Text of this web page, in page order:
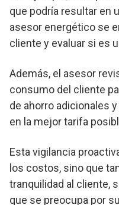
que podría resultar en
asesor energético se
cliente y evaluar si es
Además, el asesor
consumo del cliente
de ahorro adicionales
en la mejor tarifa
Esta vigilancia
los costos, sino que
tranquilidad al cliente,
que se preocupa por